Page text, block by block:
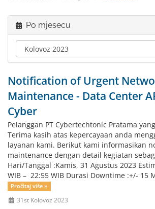
Po mjesecu
Notification of Urgent
Maintenance - Data Center
Cyber
Pelanggan PT Cybertechtonic Pratama
Terima kasih atas kepercayaan anda
layanan kami. Berikut kami informasikan
maintenance dengan detail kegiatan
Hari/Tanggal :Kamis, 31 Agustus 2023
WIB – 22:55 WIB Durasi Downtime :+/- 15
Pročitaj više »
31st Kolovoz 2023